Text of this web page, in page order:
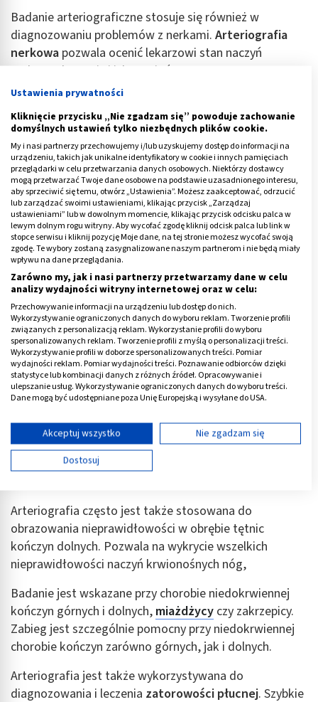
Badanie arteriograficzne stosuje się również w
diagnozowaniu problemów z nerkami. Arteriografia
nerkowa pozwala ocenić lekarzowi stan naczyń
nerkowych: tętnic i ich zwężeń.
Stosuje się ją w przypadku podejrzenia zwężenia tętnicy
nerkowej, przetoki tętniczo-żylnej w nerce, guza nerki
lub diagnostyce wad wrodzonych, np. malej nerki.
Wykonanie badania jest szczególnie wskazane przed
przeszczepem nerki, u osoby która chce „oddać” swoją
nerkę osobie spokrewnionej.
Reklama
Arteriografia tętnic kończyn dolnych i
Arteriografia często jest także stosowana do
obrazowania nieprawidłowości w obrębie tętnic
kończyn dolnych. Pozwala na wykrycie wszelkich
nieprawidłowości naczyń krwionośnych nóg,
Badanie jest wskazane przy chorobie niedokrwiennej
kończyn górnych i dolnych, miażdżycy czy zakrzepicy.
Zabieg jest szczególnie pomocny przy niedokrwiennej
chorobie kończyn zarówno górnych, jak i dolnych.
Arteriografia jest także wykorzystywana do
diagnozowania i leczenia zatorowości płucnej. Szybkie
Ustawienia prywatności
Kliknięcie przycisku „Nie zgadzam się” powoduje zachowanie
domyślnych ustawień tylko niezbędnych plików cookie.
My i nasi partnerzy przechowujemy i/lub uzyskujemy dostęp do informacji na
urządzeniu, takich jak unikalne identyfikatory w cookie i innych pamięciach
przeglądarki w celu przetwarzania danych osobowych. Niektórzy dostawcy
mogą przetwarzać Twoje dane osobowe na podstawie uzasadnionego interesu,
aby sprzeciwić się temu, otwórz „Ustawienia”. Możesz zaakceptować, odrzucić
lub zarządzać swoimi ustawieniami, klikając przycisk „Zarządzaj
ustawieniami” lub w dowolnym momencie, klikając przycisk odcisku palca w
lewym dolnym rogu witryny. Aby wycofać zgodę kliknij odcisk palca lub link w
stopce serwisu i kliknij pozycję Moje dane, na tej stronie możesz wycofać swoją
zgodę. Te wybory zostaną zasygnalizowane naszym partnerom i nie będą miały
wpływu na dane przeglądania.
Zarówno my, jak i nasi partnerzy przetwarzamy dane w celu
analizy wydajności witryny internetowej oraz w celu:
Przechowywanie informacji na urządzeniu lub dostęp do nich.
Wykorzystywanie ograniczonych danych do wyboru reklam. Tworzenie profili
związanych z personalizacją reklam. Wykorzystanie profili do wyboru
spersonalizowanych reklam. Tworzenie profili z myślą o personalizacji treści.
Wykorzystywanie profili w doborze spersonalizowanych treści. Pomiar
wydajności reklam. Pomiar wydajności treści. Poznawanie odbiorców dzięki
statystyce lub kombinacji danych z różnych źródeł. Opracowywanie i
ulepszanie usług. Wykorzystywanie ograniczonych danych do wyboru treści.
Dane mogą być udostępniane poza Unię Europejską i wysyłane do USA.
Wyświetl listę partnerów (11 dostawców IAB)
Używamy Twoich danych w następujących celach:
Cele przetwarzania IAB:
dostęp do nich
Wykorzystywanie ograniczonych danych do
wyboru reklam
Tworzenie profili w celu spersonalizowanych
reklam
Wykorzystanie profili do wyboru
spersonalizowanych reklam
Tworzenie profili w celu personalizacji treści
Wykorzystywanie profili w celu doboru
spersonalizowanych treści
Akceptuj wszystko
Nie zgadzam się
Dostosuj